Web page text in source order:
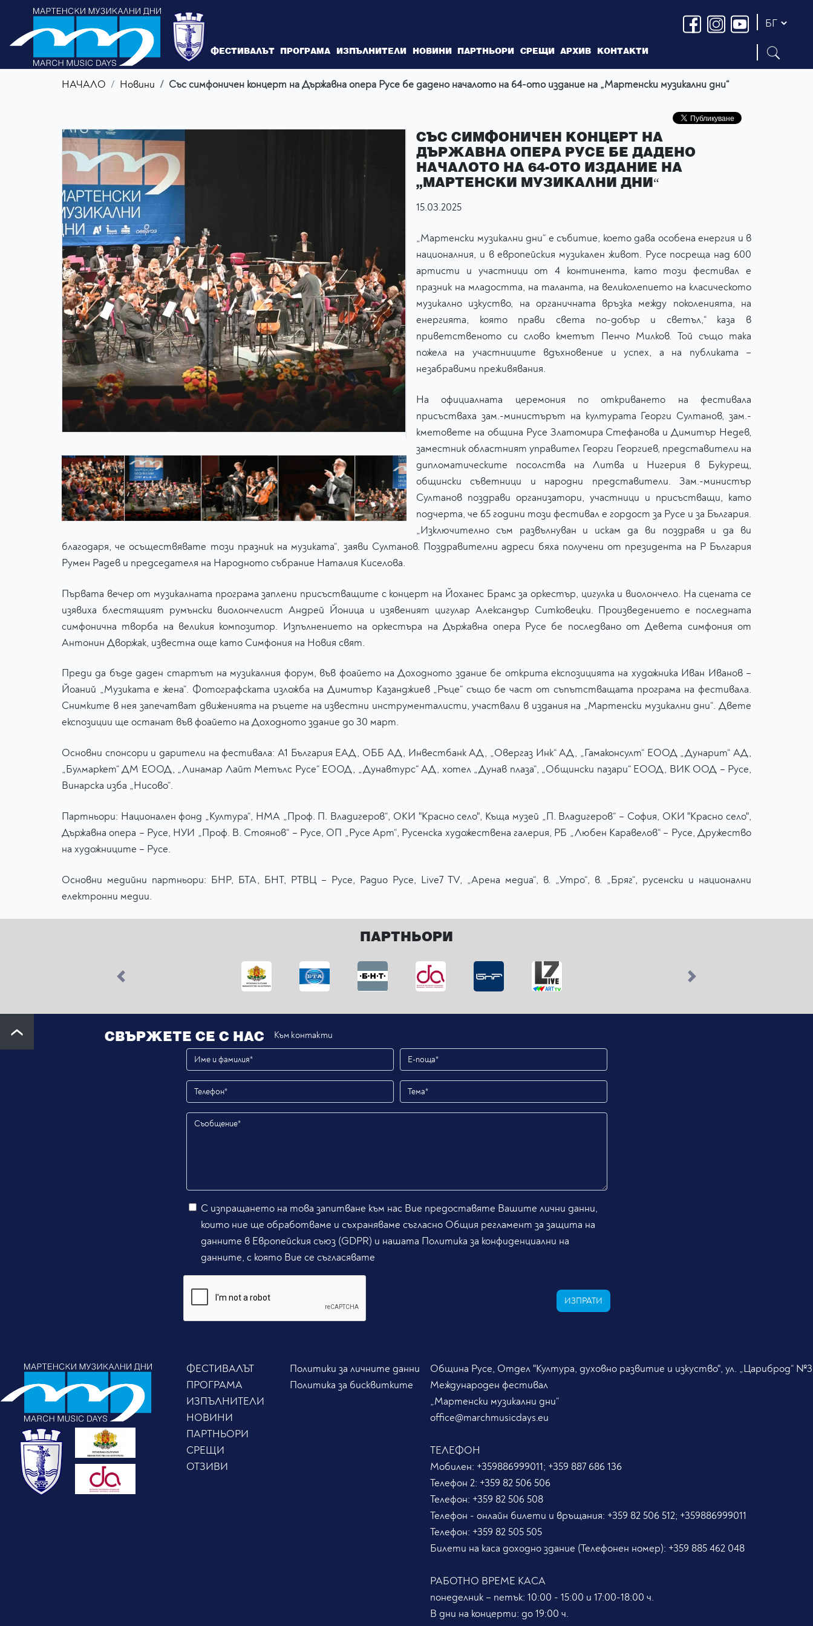
ФЕСТИВАЛЪТ ПРОГРАМА ИЗПЪЛНИТЕЛИ НОВИНИ ПАРТНЬОРИ СРЕЩИ АРХИВ КОНТАКТИ
НАЧАЛО Новини Със симфоничен концерт на Държавна опера Русе бе дадено началото на 64-ото издание на „Мартенски музикални дни“
СЪС СИМФОНИЧЕН КОНЦЕРТ НА
ДЪРЖАВНА ОПЕРА РУСЕ БЕ ДАДЕНО
НАЧАЛОТО НА 64-ОТО ИЗДАНИЕ НА
„МАРТЕНСКИ МУЗИКАЛНИ ДНИ“
15.03.2025
„Мартенски музикални дни“ е събитие, което дава особена енергия и в
националния, и в европейския музикален живот. Русе посреща над 600
артисти и участници от 4 континента, като този фестивал е
празник на младостта, на таланта, на великолепието на класическото
музикално изкуство, на органичната връзка между поколенията, на
енергията, която прави света по-добър и светъл,“ каза в
приветственото си слово кметът Пенчо Милков. Той също така
пожела на участниците вдъхновение и успех, а на публиката –
незабравими преживявания.
На официалната церемония по откриването на фестивала
присъстваха зам.-министърът на културата Георги Султанов, зам.-
кметовете на община Русе Златомира Стефанова и Димитър Недев,
заместник областният управител Георги Георгиев, представители на
дипломатическите посолства на Литва и Нигерия в Букурещ,
общински съветници и народни представители. Зам.-министър
Султанов поздрави организатори, участници и присъстващи, като
подчерта, че 65 години този фестивал е гордост за Русе и за България.
„Изключително съм развълнуван и искам да ви поздравя и да ви
благодаря, че осъществявате този празник на музиката“, заяви Султанов. Поздравителни адреси бяха получени от президента на Р България
Румен Радев и председателя на Народното събрание Наталия Киселова.
Първата вечер от музикалната програма заплени присъстващите с концерт на Йоханес Брамс за оркестър, цигулка и виолончело. На сцената се
изявиха блестящият румънски виолончелист Андрей Йоница и изявеният цигулар Александър Ситковецки. Произведението е последната
симфонична творба на великия композитор. Изпълнението на оркестъра на Държавна опера Русе бе последвано от Девета симфония от
Антонин Дворжак, известна още като Симфония на Новия свят.
Преди да бъде даден стартът на музикалния форум, във фоайето на Доходното здание бе открита експозицията на художника Иван Иванов –
Йоаний „Музиката е жена“. Фотографската изложба на Димитър Казанджиев „Ръце“ също бе част от съпътстващата програма на фестивала.
Снимките в нея запечатват движенията на ръцете на известни инструменталисти, участвали в издания на „Мартенски музикални дни“. Двете
експозиции ще останат във фоайето на Доходното здание до 30 март.
Основни спонсори и дарители на фестивала: А1 България ЕАД, ОББ АД, Инвестбанк АД, „Овергаз Инк“ АД, „Гамаконсулт“ ЕООД „Дунарит“ АД,
„Булмаркет“ ДМ ЕООД, „Линамар Лайт Метълс Русе“ ЕООД, „Дунавтурс“ АД, хотел „Дунав плаза“, „Общински пазари“ ЕООД, ВИК ООД – Русе,
Винарска изба „Нисово“.
Партньори: Национален фонд „Култура“, НМА „Проф. П. Владигеров“, ОКИ "Красно село", Къща музей „П. Владигеров“ – София, ОКИ "Красно село",
Държавна опера – Русе, НУИ „Проф. В. Стоянов“ – Русе, ОП „Русе Арт“, Русенска художествена галерия, РБ „Любен Каравелов“ – Русе, Дружество
на художниците – Русе.
Основни медийни партньори: БНР, БТА, БНТ, РТВЦ – Русе, Радио Русе, Live7 TV, „Арена медиа“, в. „Утро“, в. „Бряг“, русенски и национални
електронни медии.
ПАРТНЬОРИ
Previous Next
СВЪРЖЕТЕ СЕ С НАС Към контакти
С изпращането на това запитване към нас Вие предоставяте Вашите лични данни,
които ние ще обработваме и съхраняваме съгласно Общия регламент за защита на
данните в Европейския съюз (GDPR) и нашата Политика за конфиденциални на
данните, с която Вие се съгласявате
ИЗПРАТИ
ФЕСТИВАЛЪТ
ПРОГРАМА
ИЗПЪЛНИТЕЛИ
НОВИНИ
ПАРТНЬОРИ
СРЕЩИ
ОТЗИВИ
Политики за личните данни
Политика за бисквитките
Община Русе, Отдел "Култура, духовно развитие и изкуство", ул. „Цариброд“ №3
Международен фестивал
„Мартенски музикални дни“
office@marchmusicdays.eu
ТЕЛЕФОН
Мобилен: +359886999011; +359 887 686 136
Телефон 2: +359 82 506 506
Телефон: +359 82 506 508
Телефон - онлайн билети и връщания: +359 82 506 512; +359886999011
Телефон: +359 82 505 505
Билети на каса доходно здание (Телефонен номер): +359 885 462 048
РАБОТНО ВРЕМЕ КАСА
понеделник – петък: 10:00 - 15:00 и 17:00-18:00 ч.
В дни на концерти: до 19:00 ч.